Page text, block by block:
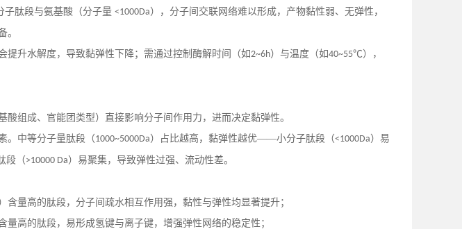
子肽段与氨基酸（分子量 <1000Da），分子间交联网络难以形成，产物黏性弱、无弹性，
。
提升水解度，导致黏弹性下降；需通过控制酶解时间（如2~6h）与温度（如40~55℃），
组成、官能团类型）直接影响分子间作用力，进而决定黏弹性。
。中等分子量肽段（1000~5000Da）占比越高，黏弹性越优——小分子肽段（<1000Da）易
段（>10000 Da）易聚集，导致弹性过强、流动性差。
量高的肽段，分子间疏水相互作用强，黏性与弹性均显著提升；
高的肽段，易形成氢键与离子键，增强弹性网络的稳定性；